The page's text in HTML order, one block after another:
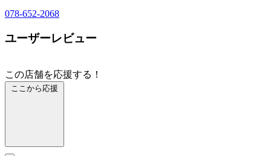
078-652-2068
ユーザーレビュー
この店舗を応援する！
ここから応援